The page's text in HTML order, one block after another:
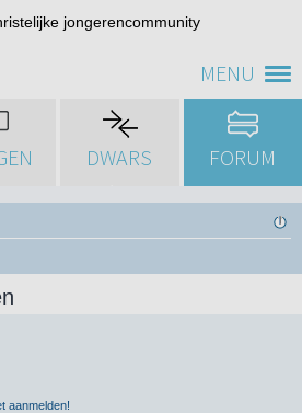
MENU
jongerencommunity
DWARS FORUM
aanmelden!